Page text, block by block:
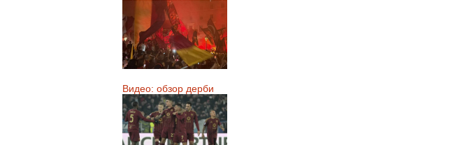
Видео: обзор дерби